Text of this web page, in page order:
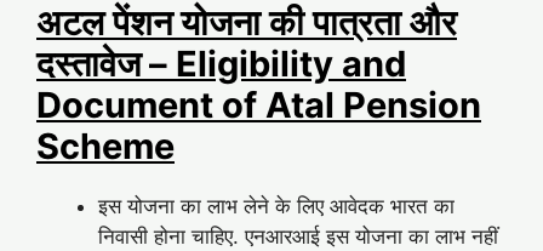
अटल पेंशन योजना की पात्रता और
दस्तावेज – Eligibility and
Document of Atal Pension
Scheme
इस योजना का लाभ लेने के लिए आवेदक भारत का
निवासी होना चाहिए. एनआरआई इस योजना का लाभ नहीं